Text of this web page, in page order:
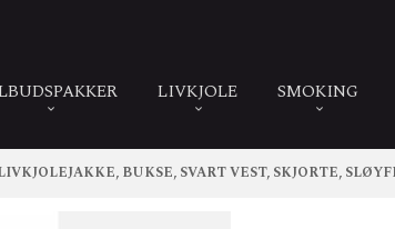
LIVKJOLE SMOKING
BUKSE, SVART VEST, SKJORTE,